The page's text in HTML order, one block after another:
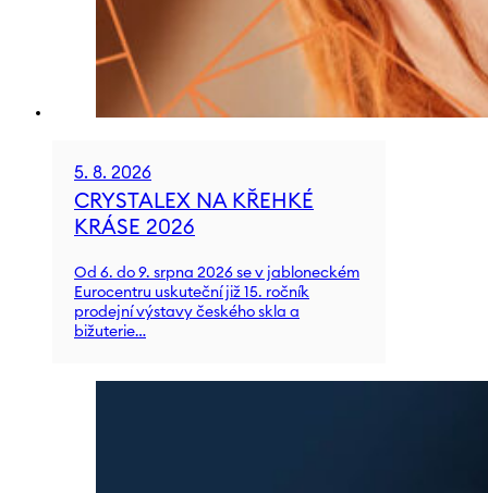
5. 8. 2026
CRYSTALEX NA KŘEHKÉ
KRÁSE 2026
Od 6. do 9. srpna 2026 se v jabloneckém
Eurocentru uskuteční již 15. ročník
prodejní výstavy českého skla a
bižuterie…